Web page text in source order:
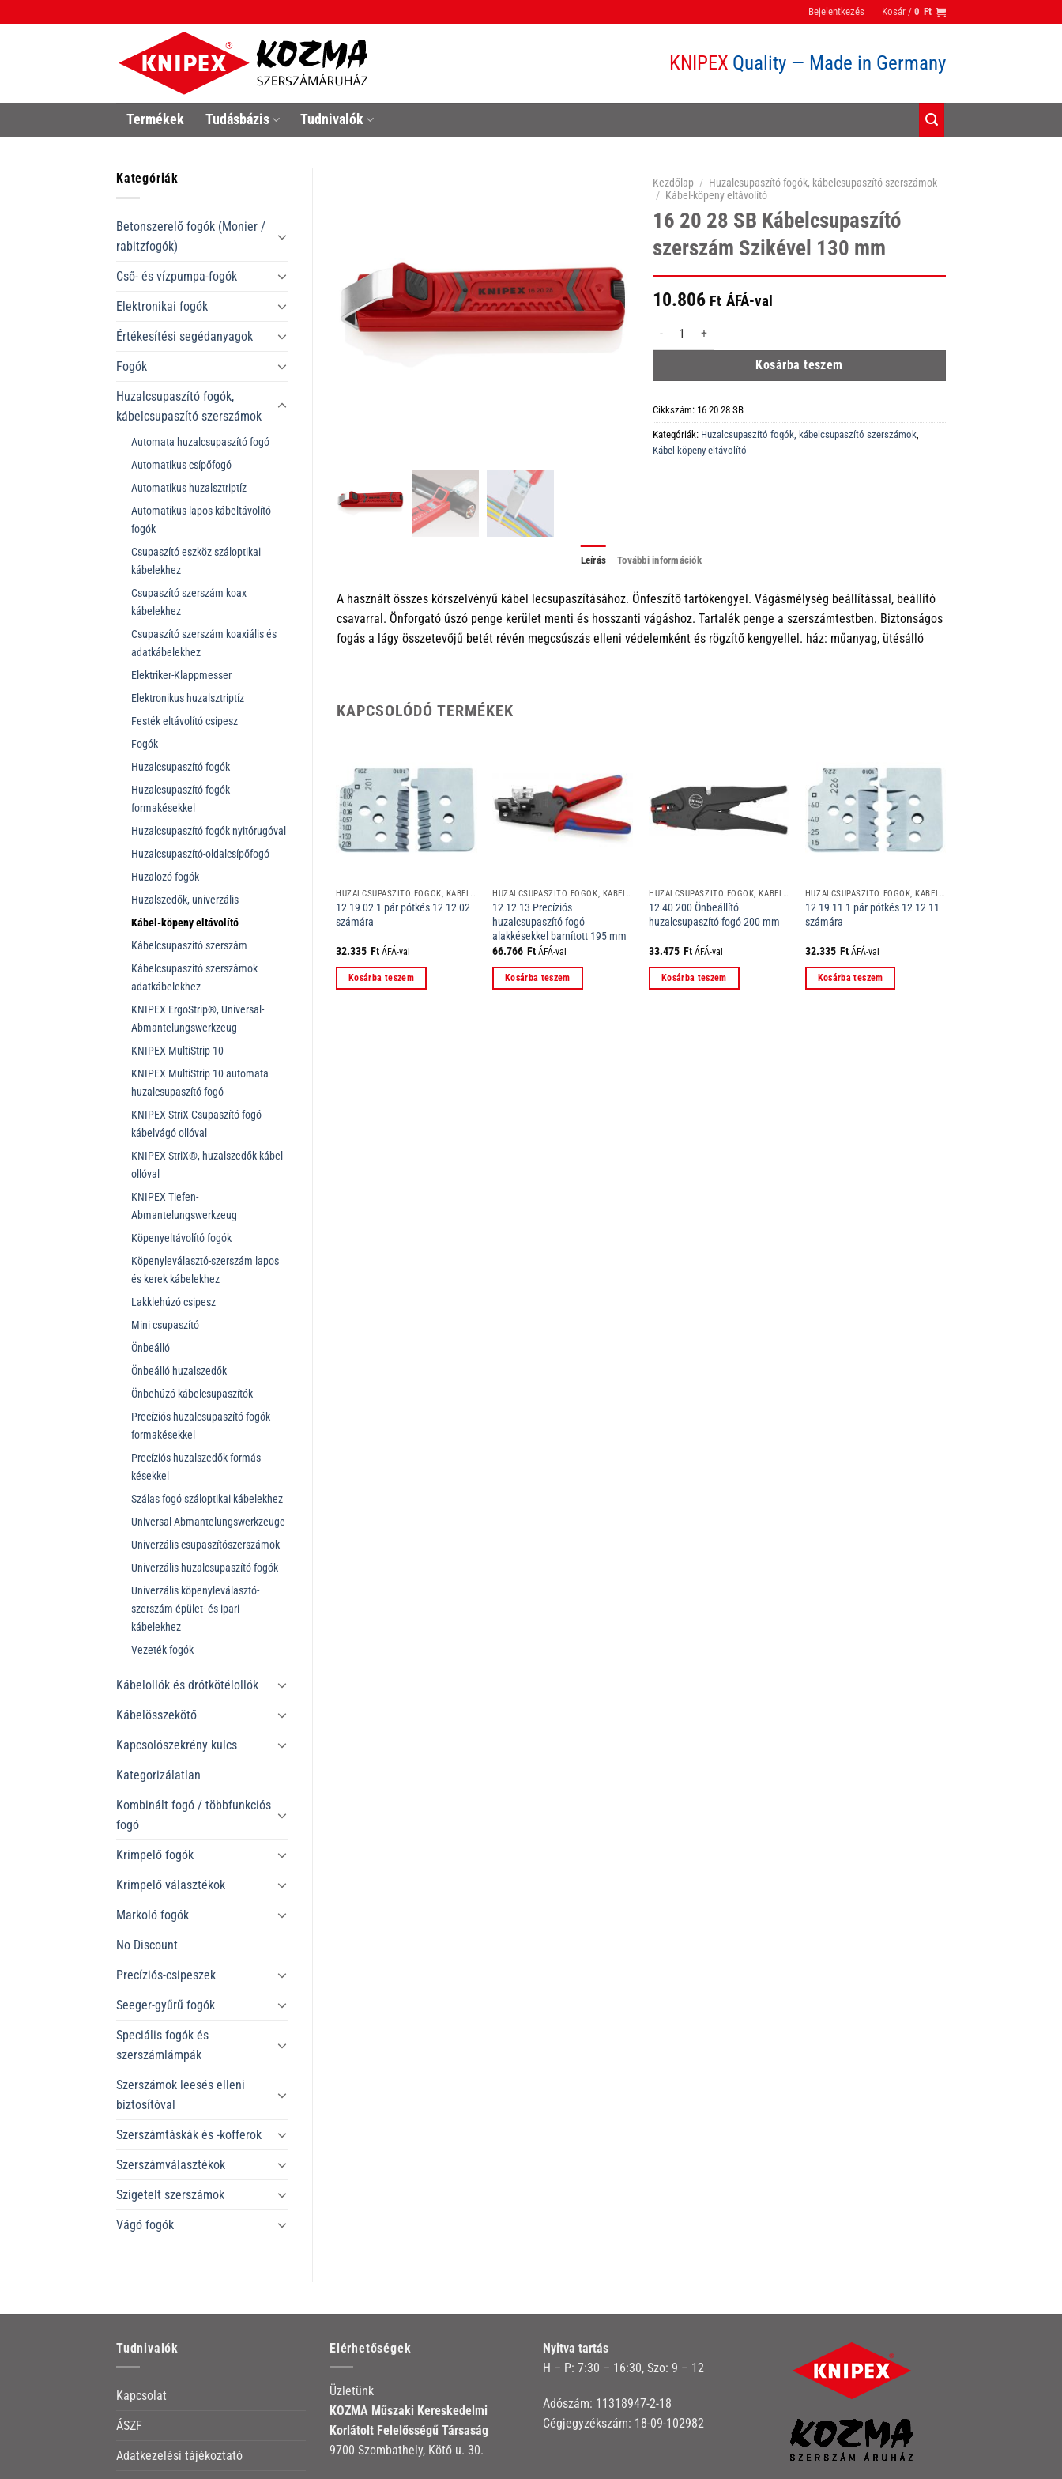
to
Bejelentkezés Kosár / 0 Ft
KNIPEX Quality — Made in Germany
Termékek Tudásbázis Tudnivalók
Kategóriák
Betonszerelő fogók (Monier /
rabitzfogók)
Cső- és vízpumpa-fogók
Elektronikai fogók
Értékesítési segédanyagok
Fogók
Huzalcsupaszító fogók,
kábelcsupaszító szerszámok
Automata huzalcsupaszító fogó
Automatikus csípőfogó
Automatikus huzalsztriptíz
Automatikus lapos kábeltávolító
fogók
Csupaszító eszköz száloptikai
kábelekhez
Csupaszító szerszám koax
kábelekhez
Csupaszító szerszám koaxiális és
adatkábelekhez
Elektriker-Klappmesser
Elektronikus huzalsztriptíz
Festék eltávolító csipesz
Fogók
Huzalcsupaszító fogók
Huzalcsupaszító fogók
formakésekkel
Huzalcsupaszító fogók nyitórugóval
Huzalcsupaszító-oldalcsípőfogó
Huzalozó fogók
Huzalszedők, univerzális
Kábel-köpeny eltávolító
Kábelcsupaszító szerszám
Kábelcsupaszító szerszámok
adatkábelekhez
KNIPEX ErgoStrip®, Universal-
Abmantelungswerkzeug
KNIPEX MultiStrip 10
KNIPEX MultiStrip 10 automata
huzalcsupaszító fogó
KNIPEX StriX Csupaszító fogó
kábelvágó ollóval
KNIPEX StriX®, huzalszedők kábel
ollóval
KNIPEX Tiefen-
Abmantelungswerkzeug
Köpenyeltávolító fogók
Köpenyleválasztó-szerszám lapos
és kerek kábelekhez
Lakklehúzó csipesz
Mini csupaszító
Önbeálló
Önbeálló huzalszedők
Önbehúzó kábelcsupaszítók
Precíziós huzalcsupaszító fogók
formakésekkel
Precíziós huzalszedők formás
késekkel
Szálas fogó száloptikai kábelekhez
Universal-Abmantelungswerkzeuge
Univerzális csupaszítószerszámok
Univerzális huzalcsupaszító fogók
Univerzális köpenyleválasztó-
szerszám épület- és ipari
kábelekhez
Vezeték fogók
Kábelollók és drótkötélollók
Kábelösszekötő
Kapcsolószekrény kulcs
Kategorizálatlan
Kombinált fogó / többfunkciós
fogó
Krimpelő fogók
Krimpelő választékok
Markoló fogók
No Discount
Precíziós-csipeszek
Seeger-gyűrű fogók
Speciális fogók és
szerszámlámpák
Szerszámok leesés elleni
biztosítóval
Szerszámtáskák és -kofferok
Szerszámválasztékok
Szigetelt szerszámok
Vágó fogók
Kezdőlap / Huzalcsupaszító fogók, kábelcsupaszító szerszámok
/ Kábel-köpeny eltávolító
16 20 28 SB Kábelcsupaszító
szerszám Szikével 130 mm
10.806 Ft ÁFÁ-val
16 20 28 SB Kábelcsupaszító szerszám Szikével 130 mm mennyiség
Kosárba teszem
Cikkszám: 16 20 28 SB
Kategóriák: Huzalcsupaszító fogók, kábelcsupaszító szerszámok
Kábel-köpeny eltávolító
Leírás További információk
A használt összes körszelvényű kábel lecsupaszításához. Önfeszítő tartókengyel. Vágásmélység beállítással, beállító
csavarral. Önforgató úszó penge kerület menti és hosszanti vágáshoz. Tartalék penge a szerszámtestben. Biztonságos
fogás a lágy összetevőjű betét révén megcsúszás elleni védelemként és rögzítő kengyellel. ház: műanyag, ütésálló
KAPCSOLÓDÓ TERMÉKEK
HUZALCSUPASZÍTÓ FOGÓK, KÁBELCSUPASZÍTÓ SZERSZÁMOK
12 19 02 1 pár pótkés 12 12 02
számára
32.335 Ft ÁFÁ-val
Kosárba teszem
HUZALCSUPASZÍTÓ FOGÓK, KÁBELCSUPASZÍTÓ SZERSZÁMOK
12 12 13 Precíziós
huzalcsupaszító fogó
alakkésekkel barnított 195 mm
66.766 Ft ÁFÁ-val
Kosárba teszem
HUZALCSUPASZÍTÓ FOGÓK, KÁBELCSUPASZÍTÓ SZERSZÁMOK
12 40 200 Önbeállító
huzalcsupaszító fogó 200 mm
33.475 Ft ÁFÁ-val
Kosárba teszem
HUZALCSUPASZÍTÓ FOGÓK, KÁBELCSUPASZÍTÓ SZERSZÁMOK
12 19 11 1 pár pótkés 12 12 11
számára
32.335 Ft ÁFÁ-val
Kosárba teszem
12 19 10 1 pár pótkés 12 12 10
12 19 12 1 pótkés készlet 12 12
12 számára
32.335 Ft ÁFÁ-val
Tudnivalók
Kapcsolat
ÁSZF
Adatkezelési tájékoztató
Elérhetőségek
Üzletünk
KOZMA Műszaki Kereskedelmi
Korlátolt Felelősségű Társaság
9700 Szombathely, Kötő u. 30.
Nyitva tartás
H – P: 7:30 – 16:30, Szo: 9 – 12
Adószám: 11318947-2-18
Cégjegyzékszám: 18-09-102982